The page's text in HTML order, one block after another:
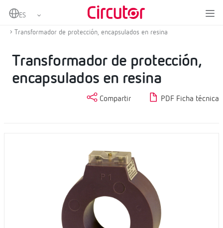
Home
Protección y control
Transformador de protección, encapsulados en resina
Transformador de protección,
encapsulados en resina
Compartir PDF Ficha técnica